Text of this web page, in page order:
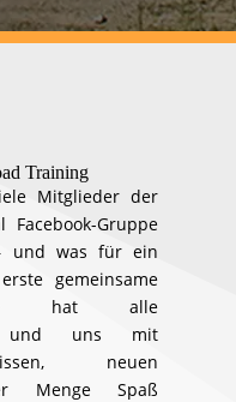
Training
Mitglieder der
Gruppe
und was für ein
gemeinsame
hat alle
und uns mit
neuen
Menge Spaß